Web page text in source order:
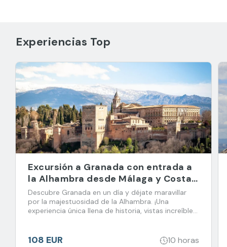
Experiencias Top
Excursión a Granada con entrada a
la Alhambra desde Málaga y Costa
del Sol
Descubre Granada en un día y déjate maravillar
por la majestuosidad de la Alhambra. ¡Una
experiencia única llena de historia, vistas increíbles
108 EUR 10 horas